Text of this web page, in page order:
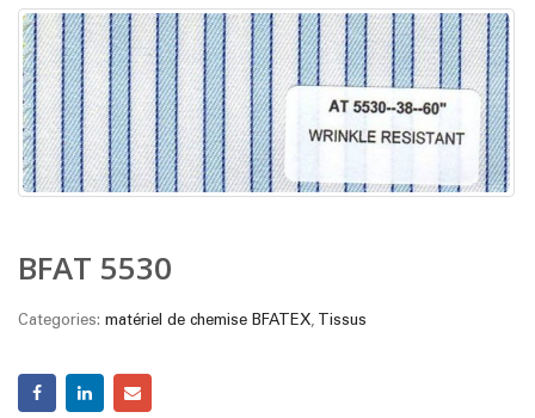
BFAT 5530
Categories: matériel de chemise BFATEX, Tissus